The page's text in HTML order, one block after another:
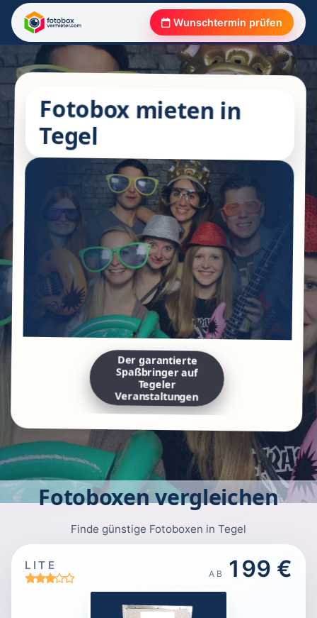
Wunschtermin prüfen
Fotobox mieten in
Tegel
Der garantierte
Spaßbringer auf
Tegeler
Veranstaltungen
Fotoboxen vergleichen
Finde günstige Fotoboxen in Tegel
LITE
AB 199 €